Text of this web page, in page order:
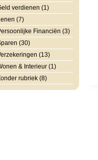
verdienen (1)
(7)
Financiën (3)
(30)
(13)
& Interieur (1)
rubriek (8)